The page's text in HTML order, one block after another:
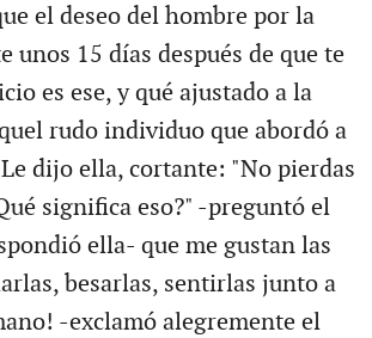
el deseo del hombre por la
unos 15 días después de que te
es ese, y qué ajustado a la
rudo individuo que abordó a
dijo ella, cortante: "No pierdas
significa eso?" -preguntó el
ella- que me gustan las
besarlas, sentirlas junto a
-exclamó alegremente el